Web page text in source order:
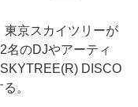
京スカイツリーが
名のDJやアーティ
DISCO
。